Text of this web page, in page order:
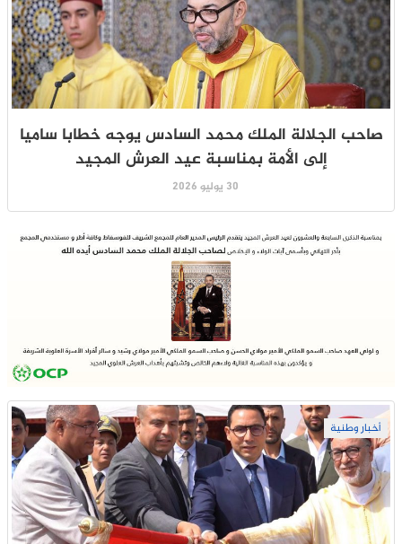
صاحب الجلالة الملك محمد السادس يوجه خطابا ساميا
إلى الأمة بمناسبة عيد العرش المجيد
30 يوليو 2026
أخبار وطنية